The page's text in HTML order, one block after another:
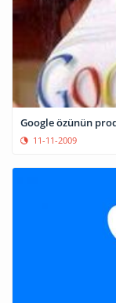
Google özünün
11-11-2009